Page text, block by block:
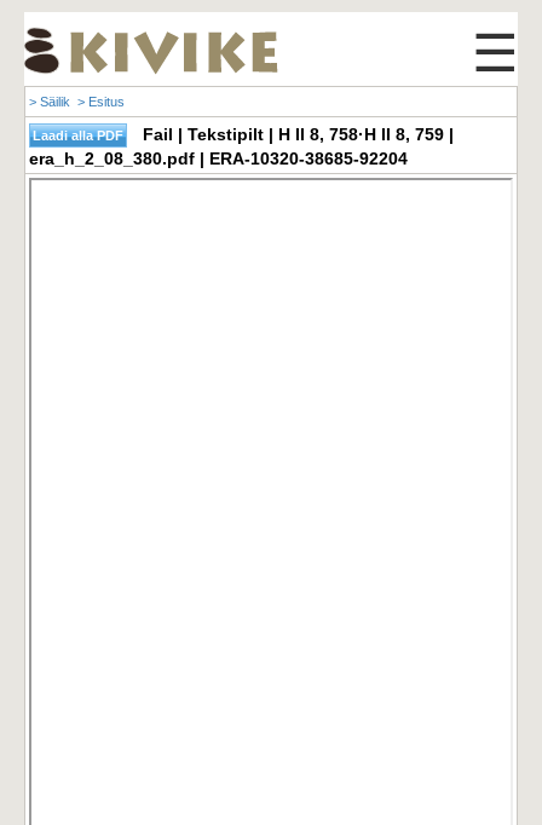
☰
> Säilik > Esitus
Fail | Tekstipilt | H II 8, 758·H II 8, 759 |
era_h_2_08_380.pdf | ERA-10320-38685-92204